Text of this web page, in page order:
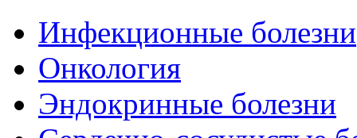
Инфекционные болезни
Онкология
Эндокринные болезни